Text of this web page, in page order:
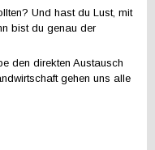
Und hast du Lust, mit
bist du genau der
den direkten Austausch
gehen uns alle